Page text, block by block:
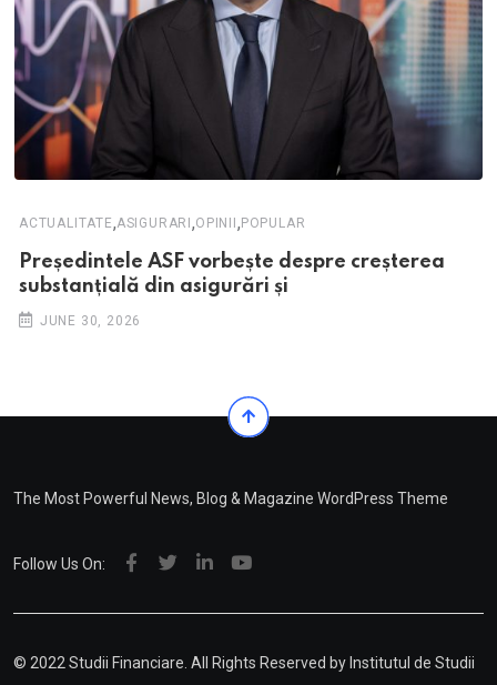
ACTUALITATE,ASIGURARI,OPINII , POPULAR
Președintele ASF vorbește despre creșterea
substanțială din asigurări și
JUNE 30, 2026
The Most Powerful News, Blog & Magazine WordPress Theme
Follow Us On:
© 2022 Studii Financiare. All Rights Reserved by Institutul de Studii